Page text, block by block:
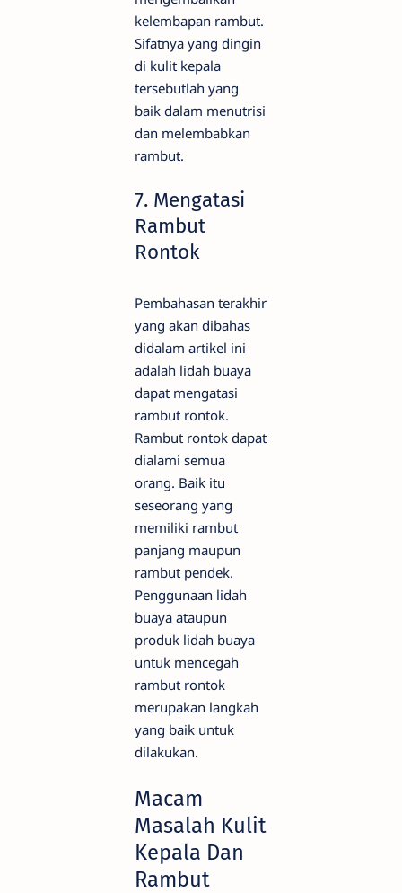
kelembapan rambut.
Sifatnya yang dingin
di kulit kepala
tersebutlah yang
baik dalam menutrisi
dan melembabkan
rambut.
7. Mengatasi
Rambut
Rontok
Pembahasan terakhir
yang akan dibahas
didalam artikel ini
adalah lidah buaya
dapat mengatasi
rambut rontok.
Rambut rontok dapat
dialami semua
orang. Baik itu
seseorang yang
memiliki rambut
panjang maupun
rambut pendek.
Penggunaan lidah
buaya ataupun
produk lidah buaya
untuk mencegah
rambut rontok
merupakan langkah
yang baik untuk
dilakukan.
Macam
Masalah Kulit
Kepala Dan
Rambut